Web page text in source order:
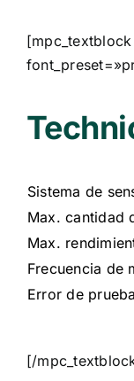
Sistema de
Max. cantidad
Max.
Frecuencia de
Error de
[/